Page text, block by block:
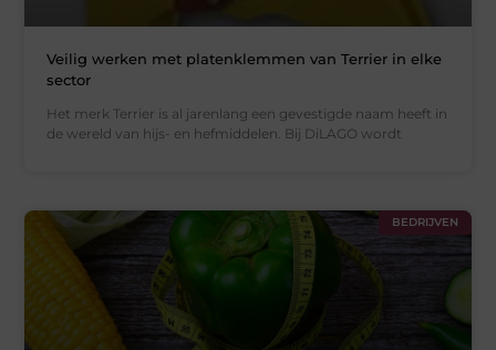
Veilig werken met platenklemmen van Terrier in elke
sector
Het merk Terrier is al jarenlang een gevestigde naam heeft in
de wereld van hijs- en hefmiddelen. Bij DiLAGO wordt
BEDRIJVEN